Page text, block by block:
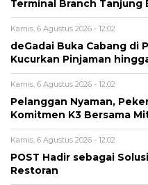
Terminal Branch Tanjung
Kamis, 6 Agustus 2026 - 12:02
deGadai Buka Cabang di
Kucurkan Pinjaman
Kamis, 6 Agustus 2026 - 12:02
Pelanggan Nyaman,
Komitmen K3 Bersama
Kamis, 6 Agustus 2026 - 12:02
POST Hadir sebagai
Restoran